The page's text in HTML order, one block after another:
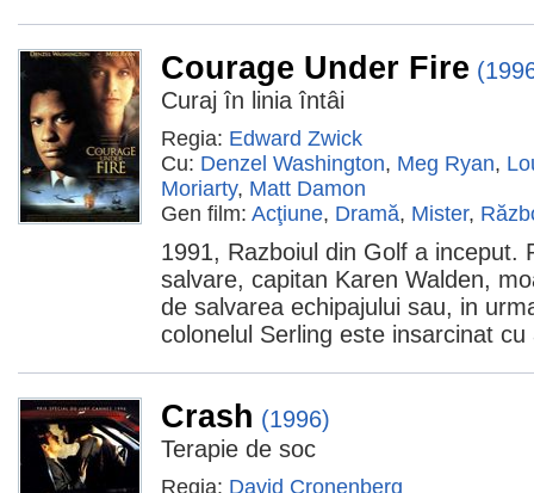
Courage Under Fire
Curaj în linia întâi
Regia: Edward Zwick
Cu: Denzel Washington, Meg Ryan,
Moriarty, Matt Damon
Gen film: Acţiune, Dramă, Mister,
1991, Razboiul din Golf a inceput.
salvare, capitan Karen Walden,
de salvarea echipajului sau, in
colonelul Serling este insarcinat
Crash (1996)
Terapie de soc
Regia: David Cronenberg